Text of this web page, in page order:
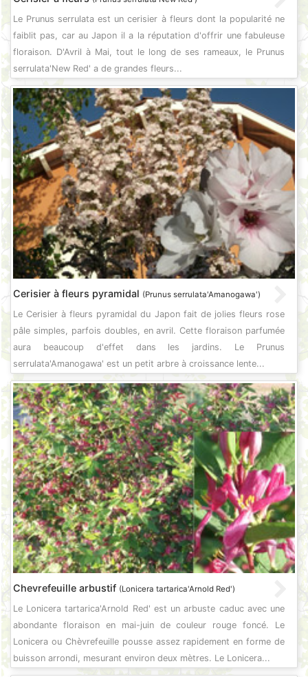
Le Prunus serrulata est un cerisier à fleurs dont la popularité ne
faiblit pas, car au Japon il a la réputation d'offrir une fabuleuse
floraison. D'Avril à Mai, tout le long de ses rameaux, le Prunus
serrulata'New Red' a de grandes fleurs...
Cerisier à fleurs pyramidal (Prunus serrulata'Amanogawa')
Le Cerisier à fleurs pyramidal du Japon fait de jolies fleurs rose
pâle simples, parfois doubles, en avril. Cette floraison parfumée
aura beaucoup d'effet dans les jardins. Le Prunus
serrulata'Amanogawa' est un petit arbre à croissance lente...
Chevrefeuille arbustif (Lonicera tartarica'Arnold Red')
Le Lonicera tartarica'Arnold Red' est un arbuste caduc avec une
abondante floraison en mai-juin de couleur rouge foncé. Le
Lonicera ou Chèvrefeuille pousse assez rapidement en forme de
buisson arrondi, mesurant environ deux mètres. Le Lonicera...